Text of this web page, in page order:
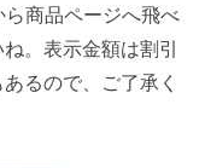
商品ページへ飛べ
。表示金額は割引
るので、ご了承く